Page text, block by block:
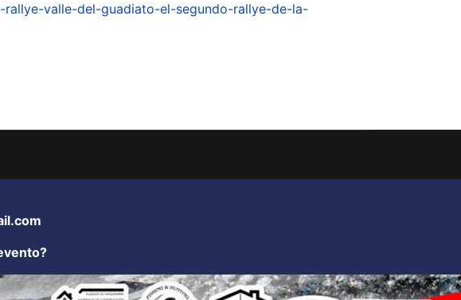
valle-del-guadiato-el-segundo-rallye-de-la-